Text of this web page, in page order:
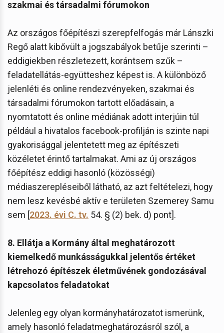
szakmai és társadalmi fórumokon
Az országos főépítészi szerepfelfogás már Lánszki
Regő alatt kibővült a jogszabályok betűje szerinti –
eddigiekben részletezett, korántsem szűk –
feladatellátás-együtteshez képest is. A különböző
jelenléti és online rendezvényeken, szakmai és
társadalmi fórumokon tartott előadásain, a
nyomtatott és online médiának adott interjúin túl
például a hivatalos facebook-profilján is szinte napi
gyakorisággal jelentetett meg az építészeti
közéletet érintő tartalmakat. Ami az új országos
főépítész eddigi hasonló (közösségi)
médiaszerepléseiből látható, az azt feltételezi, hogy
nem lesz kevésbé aktív e területen Szemerey Samu
sem [2023. évi C. tv. 54. § (2) bek. d) pont].
8. Ellátja a Kormány által meghatározott
kiemelkedő munkásságukkal jelentős értéket
létrehozó építészek életművének gondozásával
kapcsolatos feladatokat
Jelenleg egy olyan kormányhatározatot ismerünk,
amely hasonló feladatmeghatározásról szól, a